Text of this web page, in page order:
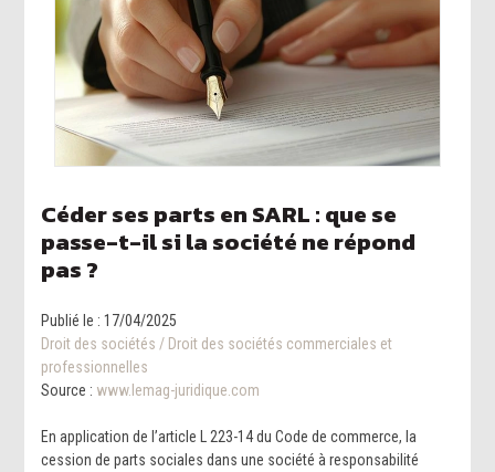
Céder ses parts en SARL : que se
passe-t-il si la société ne répond
pas ?
Publié le :17/04/2025
Droit des sociétés / Droit des sociétés commerciales et
professionnelles
Source : www.lemag-juridique.com
En application de l’article L 223-14 du Code de commerce, la
cession de parts sociales dans une société à responsabilité